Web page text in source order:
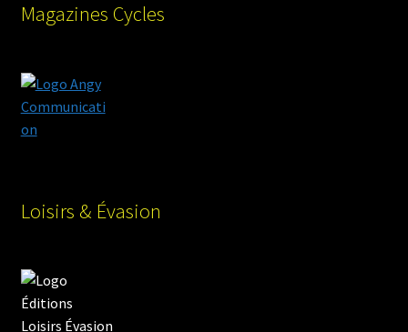
Magazines Cycles
Loisirs & Évasion